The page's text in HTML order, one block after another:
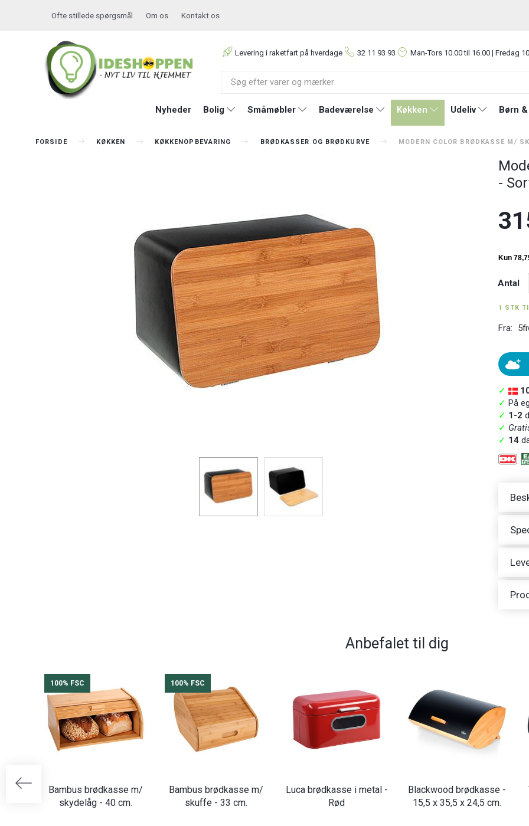
Ofte stillede spørgsmål Om os Kontakt os
Levering i raketfart på hverdage 32 11 93 93 Man-Tors 10.00 til 16.00 | Fredag
Nyheder Bolig Småmøbler Badeværelse Køkken Udeliv Børn
FORSIDE KØKKEN KØKKENOPBEVARING BRØDKASSER OG BRØDKURVE MODERN COLOR BRØDKASSE M/
-
Antal
1 STK
Fra:
✓
✓ På
✓ 1-2
✓
✓ 14
Anbefalet til dig
100% FSC
Bambus brødkasse m/
skydelåg - 40 cm.
100% FSC
Bambus brødkasse m/
skuffe - 33 cm.
Luca brødkasse i metal -
Rød
Blackwood brødkasse -
15,5 x 35,5 x 24,5 cm.